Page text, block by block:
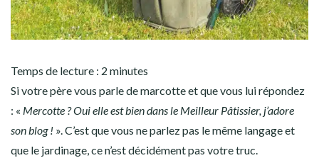
Temps de lecture : 2 minutes
Si votre père vous parle de marcotte et que vous lui répondez
: « Mercotte ? Oui elle est bien dans le Meilleur Pâtissier, j’adore
son blog ! ». C’est que vous ne parlez pas le même langage et
que le jardinage, ce n’est décidément pas votre truc.